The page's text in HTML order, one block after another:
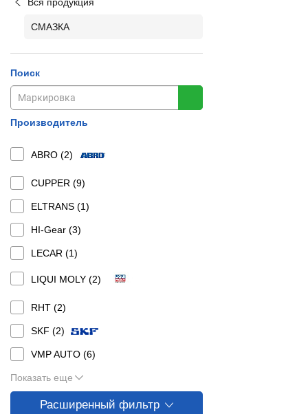
СМАЗКА
Поиск
Производитель
ABRO (2)
CUPPER (9)
ELTRANS (1)
HI-Gear (3)
LECAR (1)
LIQUI MOLY (2)
RHT (2)
SKF (2)
VMP AUTO (6)
Показать еще
Расширенный фильтр